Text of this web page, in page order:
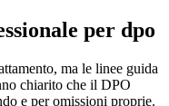
per dpo
ma le linee guida
chiarito che il DPO
e per omissioni proprie.